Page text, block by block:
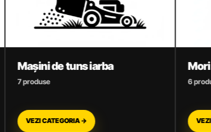
Mori electrice și Batoze
VEZI CATEGORIA →